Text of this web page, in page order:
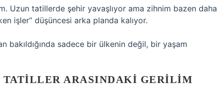
Uzun tatillerde şehir yavaşlıyor ama zihnim bazen daha
işler” düşüncesi arka planda kalıyor.
bakıldığında sadece bir ülkenin değil, bir yaşam
TATILLER ARASINDAKI GERILIM